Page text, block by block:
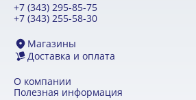
+7 (343) 295-85-75
+7 (343) 255-58-30
Магазины
Доставка и оплата
О компании
Полезная информация